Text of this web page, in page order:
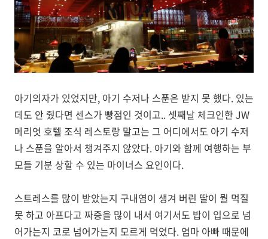
아기의자가 있었지만, 아기 수저나 스푼은 받지 못 했다. 있는
데도 안 줬다면 센스가 빵점인 것이고.. 셋째날 체크인한 JW
메리엇 호텔 조식 레스토랑 말고는 그 어디에서도 아기 수저
나 스푼을 알아서 챙겨주지 않았다. 아기와 함께 여행하는 부
모들 기분 상할 수 있는 마이너스 요인이다.
스트레스를 많이 받았는지 구내염이 생겨 버린 딸이 뭘 먹질
못 하고 아프다고 짜증을 많이 내서 여기서도 밥이 입으로 넘
어가는지 코로 넘어가는지 모르게 먹었다. 엄마 아빠 때문에